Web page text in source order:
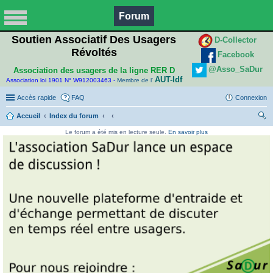
Forum
Soutien Associatif Des Usagers
Révoltés
Association des usagers de la ligne RER D
Association loi 1901 N° W912003463 - Membre de l' AUT-Idf
D-Collector
Facebook
@Asso_SaDur
Accès rapide FAQ Connexion
Accueil
Index du forum
Le forum a été mis en lecture seule. En savoir plus